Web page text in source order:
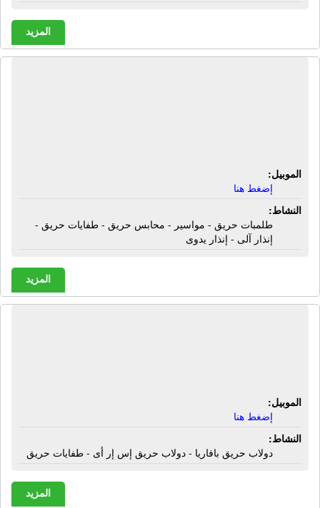
المزيد
الموبيل:
إضغط هنا
النشاط:
طلمبات حريق - مواسير - محابس حريق - طفايات حريق -
إنذار آلى - إنذار يدوى
المزيد
الموبيل:
إضغط هنا
النشاط:
دولاب حريق بافاريا - دولاب حريق إس إر أى - طفايات حريق
المزيد